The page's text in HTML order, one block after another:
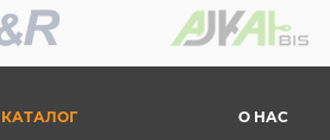
КАТАЛОГ О НАС